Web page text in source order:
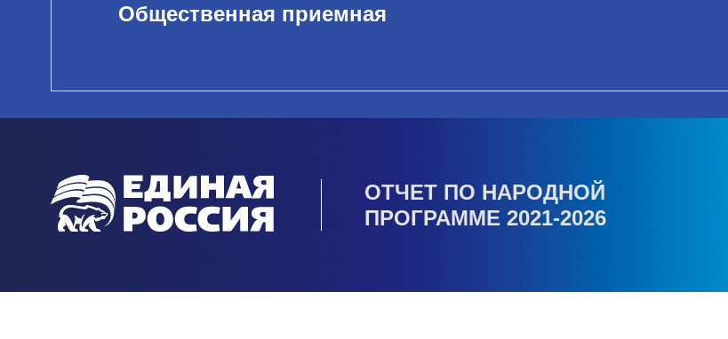
Общественная приемная
ОТЧЕТ ПО НАРОДНОЙ
ПРОГРАММЕ 2021-2026